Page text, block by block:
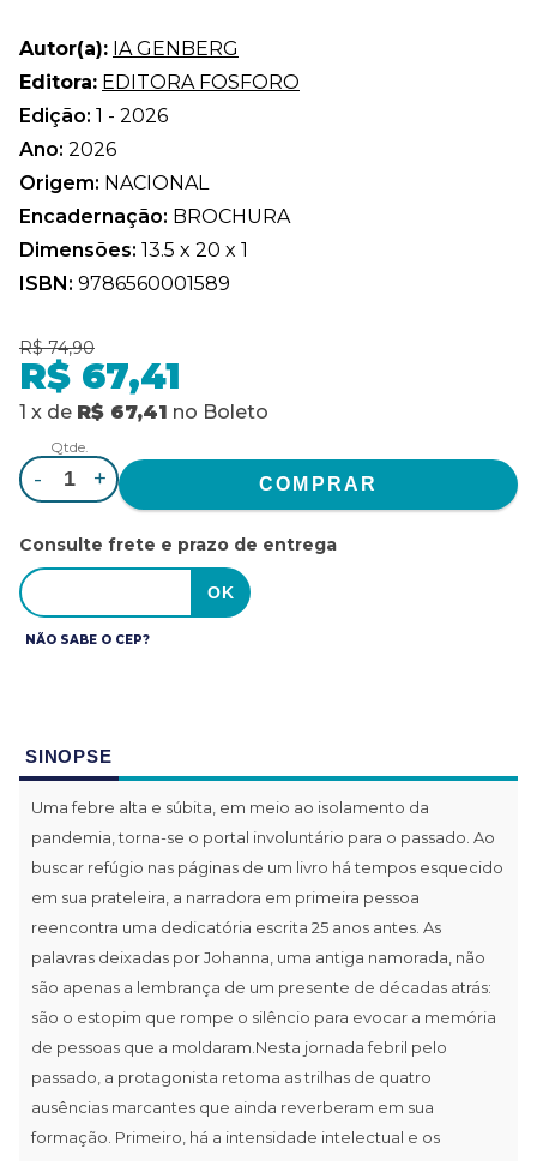
Autor(a): IA GENBERG
Editora: EDITORA FOSFORO
Edição: 1 - 2026
Ano: 2026
Origem: NACIONAL
Encadernação: BROCHURA
Dimensões: 13.5 x 20 x 1
ISBN: 9786560001589
R$ 74,90
R$ 67,41
1 x de R$ 67,41 no Boleto
Qtde.
- +
Consulte frete e prazo de entrega
NÃO SABE O CEP?
SINOPSE
Uma febre alta e súbita, em meio ao isolamento da
pandemia, torna-se o portal involuntário para o passado. Ao
buscar refúgio nas páginas de um livro há tempos esquecido
em sua prateleira, a narradora em primeira pessoa
reencontra uma dedicatória escrita 25 anos antes. As
palavras deixadas por Johanna, uma antiga namorada, não
são apenas a lembrança de um presente de décadas atrás:
são o estopim que rompe o silêncio para evocar a memória
de pessoas que a moldaram.Nesta jornada febril pelo
passado, a protagonista retoma as trilhas de quatro
ausências marcantes que ainda reverberam em sua
formação. Primeiro, há a intensidade intelectual e os